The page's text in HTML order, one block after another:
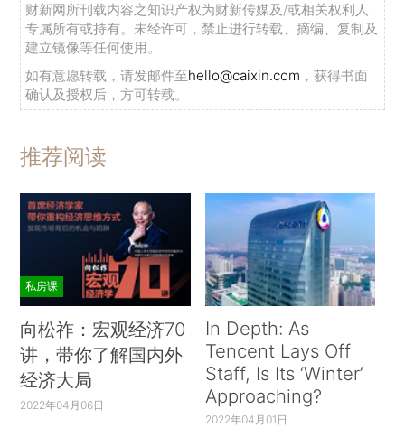
财新网所刊载内容之知识产权为财新传媒及/或相关权利人
专属所有或持有。未经许可，禁止进行转载、摘编、复制及
建立镜像等任何使用。
如有意愿转载，请发邮件至hello@caixin.com ，获得书面
确认及授权后，方可转载。
推荐阅读
私房课
向松祚：宏观经济70
讲，带你了解国内外
经济大局
2022年04月06日
In Depth: As
Tencent Lays Off
Staff, Is Its ‘Winter’
Approaching?
2022年04月01日